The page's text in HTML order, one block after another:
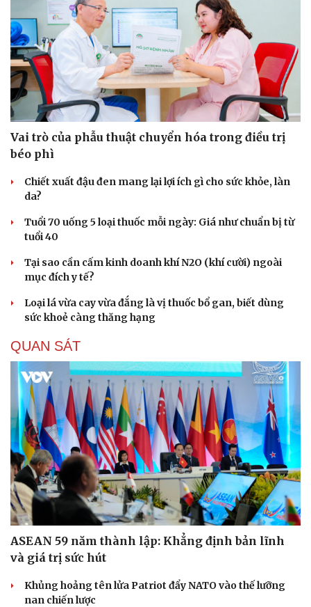
Du lịch
Tư vấn
Săn Tour
check-in
Podcast
Câu chuyện thời sự
Đọc truyện đêm khuya
Cửa sổ tình yêu
Kể chuyện cho bé
Hạt giống tâm hồn
Vai trò của phẫu thuật chuyển hóa trong điều trị
béo phì
Chiết xuất đậu đen mang lại lợi ích gì cho sức khỏe, làn
da?
Tuổi 70 uống 5 loại thuốc mỗi ngày: Giá như chuẩn bị từ
tuổi 40
Tại sao cần cấm kinh doanh khí N2O (khí cười) ngoài
mục đích y tế?
Loại lá vừa cay vừa đắng là vị thuốc bổ gan, biết dùng
sức khoẻ càng thăng hạng
QUAN SÁT
ASEAN 59 năm thành lập: Khẳng định bản lĩnh
và giá trị sức hút
Khủng hoảng tên lửa Patriot đẩy NATO vào thế lưỡng
nan chiến lược